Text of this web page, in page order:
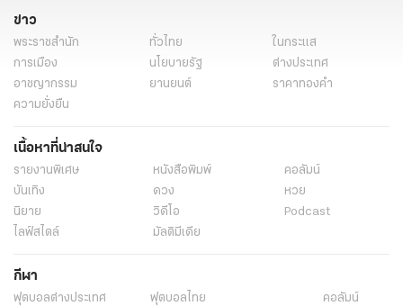
ข่าว
พระราชสำนัก ทั่วไทย
ในกระแส
การเมือง
นโยบายรัฐ
ต่างประเทศ
อาชญากรรม
ยานยนต์
ราคาทองคำ
ความยั่งยืน
เนื้อหาที่น่าสนใจ
รายงานพิเศษ หนังสือพิมพ์
คอลัมน์
บันเทิง
ดวง
หวย
นิยาย
วิดีโอ
Podcast
ไลฟ์สไตล์
มัลติมีเดีย
กีฬา
ฟุตบอลต่่างประเทศ ฟุตบอลไทย
คอลัมน์